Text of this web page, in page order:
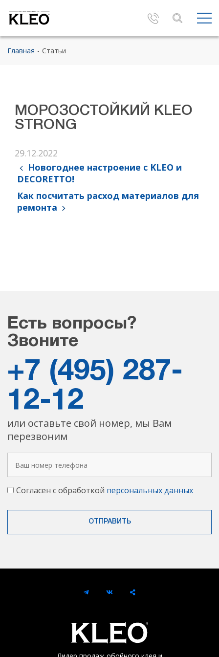
Главная Статьи
МОРОЗОСТОЙКИЙ KLEO
STRONG
29.12.2022
Новогоднее настроение с KLEO и
DECORETTO!
Как посчитать расход материалов для
ремонта
Есть вопросы?
Звоните
+7 (495) 287-
12-12
или оставьте свой номер, мы Вам
перезвоним
Согласен с обработкой персональных данных